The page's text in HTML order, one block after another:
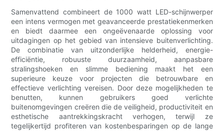
Samenvattend combineert de 1000 watt LED-schijnwerper
een intens vermogen met geavanceerde prestatiekenmerken
en biedt daarmee een ongeëvenaarde oplossing voor
uitdagingen op het gebied van intensieve buitenverlichting.
De combinatie van uitzonderlijke helderheid, energie-
efficiëntie, robuuste duurzaamheid, aanpasbare
stralingshoeken en slimme bediening maakt het een
superieure keuze voor projecten die betrouwbare en
effectieve verlichting vereisen. Door deze mogelijkheden te
benutten, kunnen gebruikers goed verlichte
buitenomgevingen creëren die de veiligheid, productiviteit en
esthetische aantrekkingskracht verhogen, terwijl ze
tegelijkertijd profiteren van kostenbesparingen op de lange